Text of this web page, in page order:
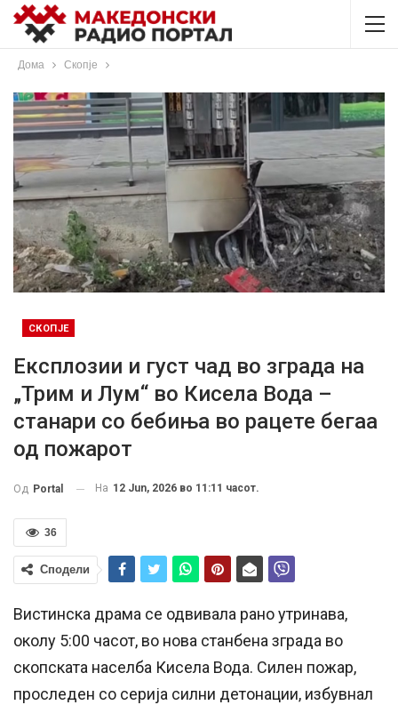
Дома Скопје
СКОПЈЕ
Експлозии и густ чад во зграда на
„Трим и Лум“ во Кисела Вода –
станари со бебиња во рацете бегаа
од пожарот
Од Portal На 12 Jun, 2026 во 11:11 часот.
36
Сподели
Вистинска драма се одвивала рано утринава,
околу 5:00 часот, во нова станбена зграда во
скопската населба Кисела Вода. Силен пожар,
проследен со серија силни детонации, избувнал